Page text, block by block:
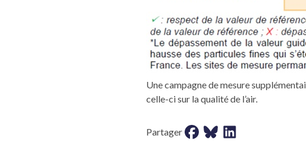
Une campagne de mesure
celle-ci sur la qualité de l’air.
Partager Partager sur facebook
Partager sur bluesky
Partager sur LinkedIn